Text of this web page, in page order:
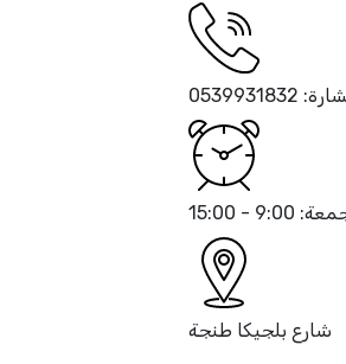
0539931832
9:00 - 15:00
شارع بلجيكا طنجة